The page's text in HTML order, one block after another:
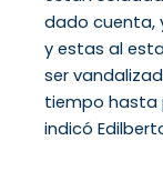
dado cuenta,
y estas al
ser
tiempo hasta
indicó